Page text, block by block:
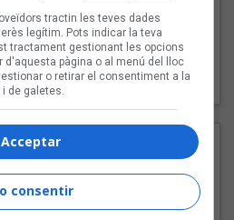
cabres"
amb Compte
tractin les teves dades
legítim. Pots indicar la teva
tractament gestionant les opcions
d'aquesta pàgina o al menú del lloc
o retirar el consentiment a la
de galetes.
Acceptar
consentir